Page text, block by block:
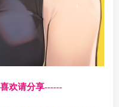
欢请分享------